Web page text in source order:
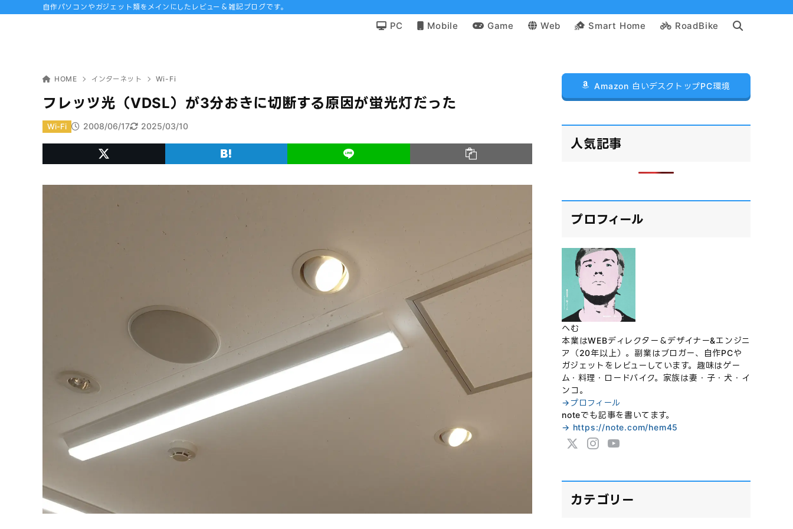
自作パソコンやガジェット類をメインにしたレビュー＆雑記ブログです。
PC Mobile Game Web Smart Home RoadBike
HOME インターネット Wi-Fi
フレッツ光（VDSL）が3分おきに切断する原因が蛍光灯だった
2008/06/17 2025/03/10
Wi-Fi
Amazon 白いデスクトップPC環境
人気記事
プロフィール
へむ
本業はWEBディレクター＆デザイナー&エンジニ
ア（20年以上）。副業はブロガー、自作PCや
ガジェットをレビューしています。趣味はゲー
ム・料理・ロードバイク。家族は妻・子・犬・イ
ンコ。
→プロフィール
noteでも記事を書いてます。
→ https://note.com/hem45
カテゴリー